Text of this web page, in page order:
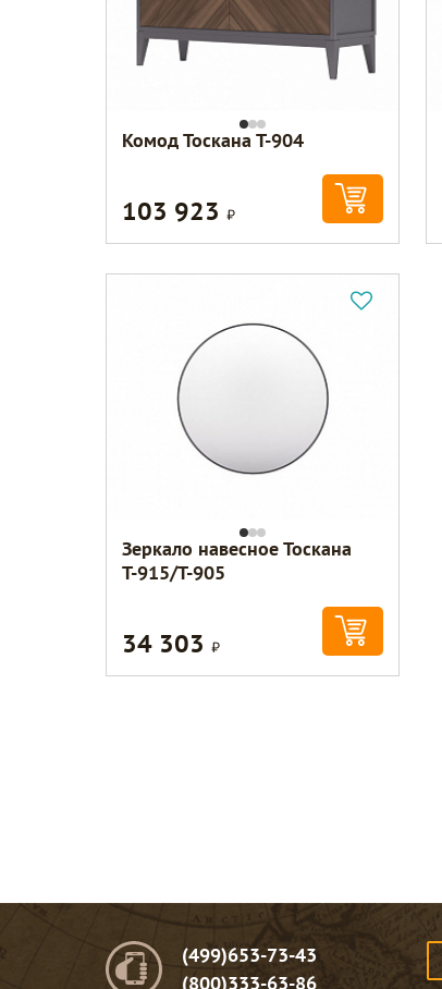
Комод Тоскана Т-904
103 923Р
Зеркало навесное Тоскана
Т-915/Т-905
34 303Р
(499)653-73-43
(800)333-63-86